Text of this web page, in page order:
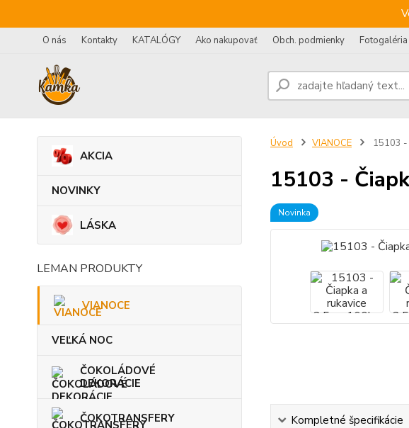
O nás Kontakty KATALÓGY Ako nakupovať Obch. podmienky Fotogaléria
AKCIA
NOVINKY
LÁSKA
LEMAN PRODUKTY
VIANOCE
VEĽKÁ NOC
ČOKOLÁDOVÉ
DEKORÁCIE
ČOKOTRANSFERY
Úvod VIANOCE 15103 -
15103 -
Novinka
Kompletné špecifikácie